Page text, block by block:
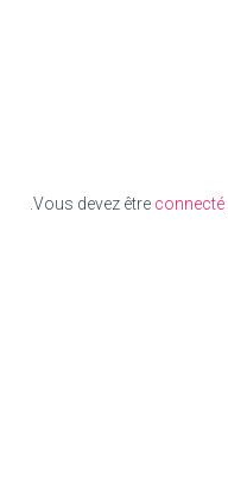
Vous devez être connecté